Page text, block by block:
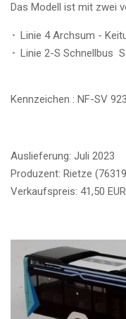
Das Modell ist mit zwei
Linie 4 Archsum -
Linie 2-S Schnellbus
Kennzeichen : NF-SV 923
Auslieferung: Juli 2023
Produzent: Rietze
Verkaufspreis: 41,50 EUR